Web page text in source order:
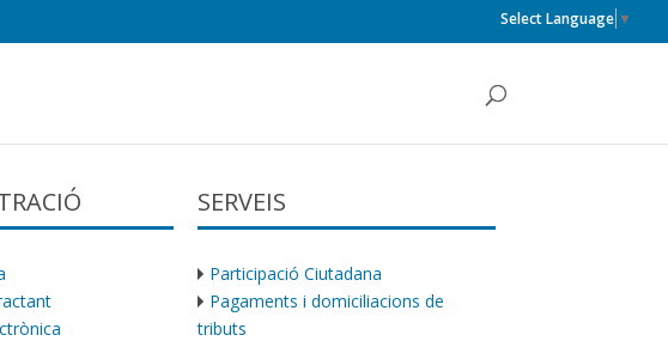
Select Language ▼
SERVEIS
Participació Ciutadana
Pagaments i domiciliacions de
tributs